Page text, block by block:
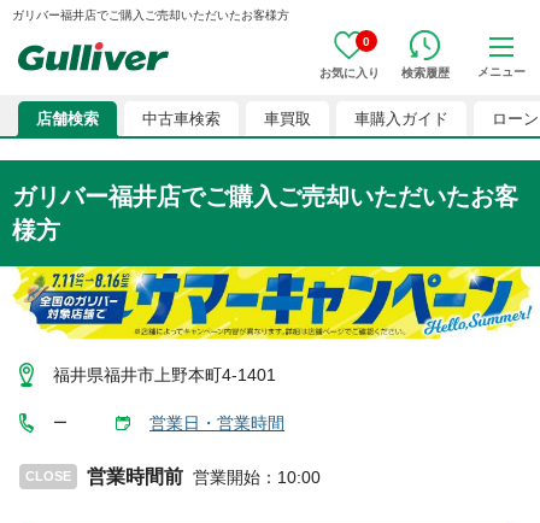
ガリバー福井店でご購入ご売却いただいたお客様方
0
お気に入り 検索履歴 メニュー
店舗検索 中古車検索 車買取 車購入ガイド ローン
ガリバー福井店でご購入ご売却いただいたお客
様方
福井県福井市上野本町4-1401
ー 営業日・営業時間
CLOSE 営業時間前 営業開始 ： 10:00